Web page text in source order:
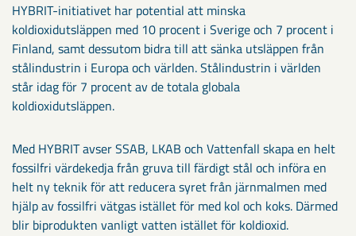
HYBRIT-initiativet har potential att minska
koldioxidutsläppen med 10 procent i Sverige och 7 procent i
Finland, samt dessutom bidra till att sänka utsläppen från
stålindustrin i Europa och världen. Stålindustrin i världen
står idag för 7 procent av de totala globala
koldioxidutsläppen.
Med HYBRIT avser SSAB, LKAB och Vattenfall skapa en helt
fossilfri värdekedja från gruva till färdigt stål och införa en
helt ny teknik för att reducera syret från järnmalmen med
hjälp av fossilfri vätgas istället för med kol och koks. Därmed
blir biprodukten vanligt vatten istället för koldioxid.